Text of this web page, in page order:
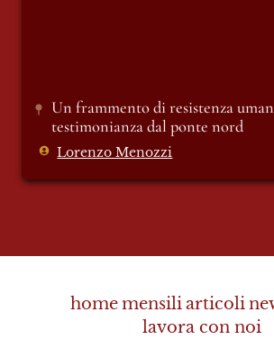
Un frammento di resistenza
testimonianza dal ponte nord
Lorenzo Menozzi
homemensiliarticoli
lavora con noi